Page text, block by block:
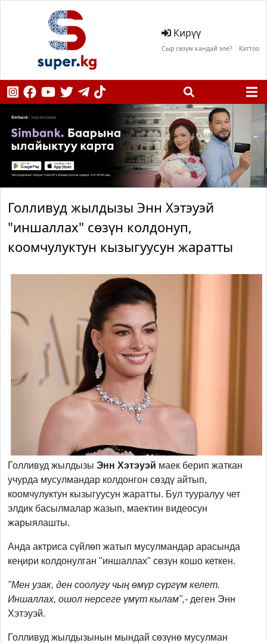
Кирүү
Сыр сөзүм кандай эле? Каттоо
Голливуд жылдызы Энн Хэтэуэй
"иншаллах" сөзүн колдонуп,
коомчулуктун кызыгуусун жаратты
Голливуд жылдызы Энн Хэтэуэй маек берип жаткан
учурда мусулмандар колдонгон сөздү айтып,
коомчулуктун кызыгуусун жаратты. Бул тууралуу чет
элдик басылмалар жазып, маектин видеосун
жарыялашты.
Анда актриса сүйлөп жатып мусулмандар арасында
кеңири колдонулган "иншаллах" сөзүн кошо кеткен.
"Мен узак, ден соолугу чың өмүр сүргүм келет.
Иншаллах, ошол нерсеге үмүт кылам",- деген Энн
Хэтэуэй.
Голливуд жылдызынын мындай сөзүнө мусулман